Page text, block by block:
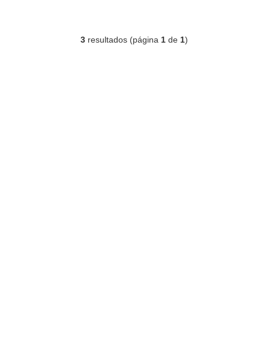
3 resultados (página 1 de 1)